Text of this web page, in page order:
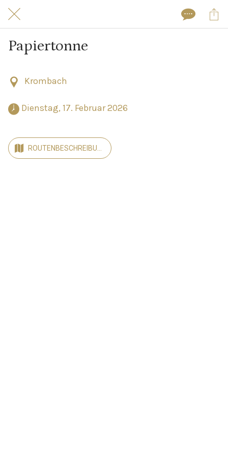
Papiertonne
Krombach
Dienstag, 17. Februar 2026
ROUTENBESCHREIBUN